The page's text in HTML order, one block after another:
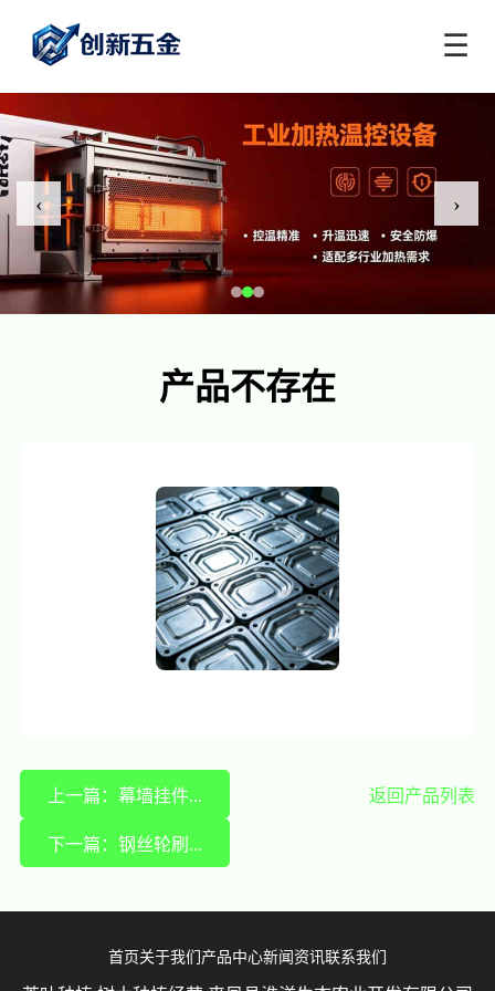
☰
‹ ›
产品不存在
上一篇：幕墙挂件... 返回产品列表
下一篇：钢丝轮刷...
首页 关于我们 产品中心新闻资讯联系我们